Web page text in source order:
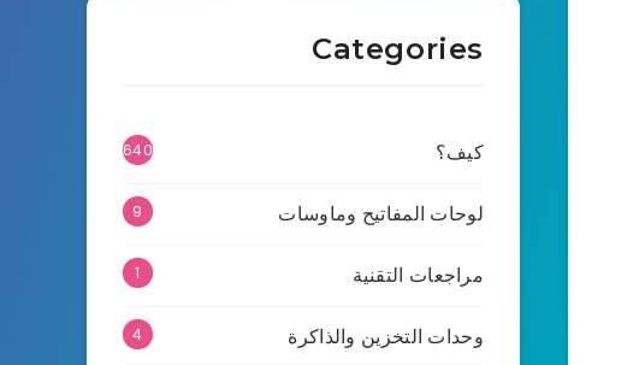
Categories
كيف؟ 640
لوحات المفاتيح وماوسات 9
مراجعات التقنية 1
وحدات التخزين والذاكرة 4